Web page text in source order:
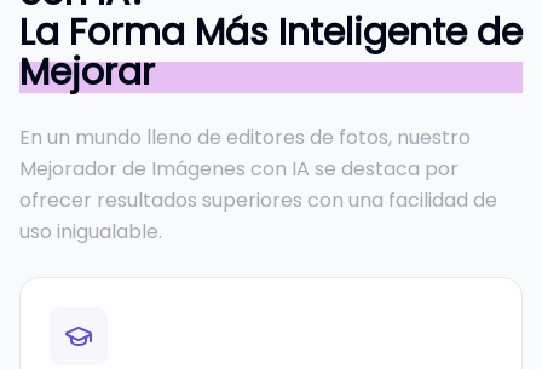
La Forma Más Inteligente de
Mejorar
En un mundo lleno de editores de fotos, nuestro
Mejorador de Imágenes con IA se destaca por
ofrecer resultados superiores con una facilidad de
uso inigualable.